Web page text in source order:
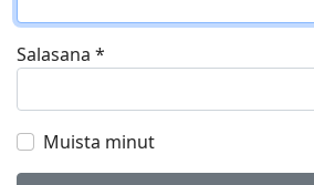
Salasana *
Muista minut